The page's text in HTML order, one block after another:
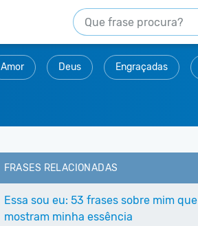
Amor Deus Engraçadas
FRASES RELACIONADAS
Essa sou eu: 53 frases sobre mim que
mostram minha essência